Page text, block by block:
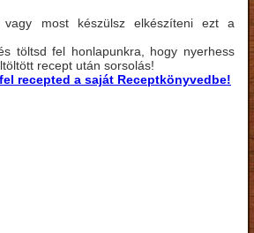
vagy most készülsz elkészíteni ezt a
töltsd fel honlapunkra, hogy nyerhess
recept után sorsolás!
recepted a saját Receptkönyvedbe!